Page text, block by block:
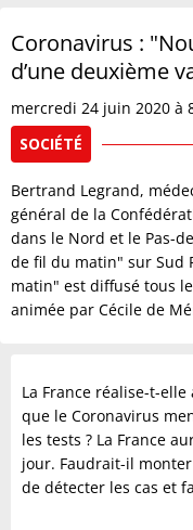
Coronavirus :
d’une deuxième
mercredi 24 juin 2020 à
SOCIÉTÉ
Bertrand Legrand,
général de la
dans le Nord et le Pas-
de fil du matin" sur Sud
matin" est diffusé tous
animée par Cécile de
La France réalise-t-
que le Coronavirus
les tests ? La France
jour. Faudrait-il
de détecter les cas et